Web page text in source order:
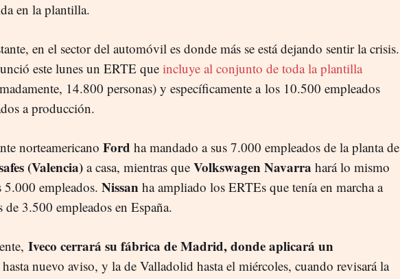
en la plantilla.
en el sector del automóvil es donde más se está dejando sentir la crisis.
este lunes un ERTE que incluye al conjunto de toda la plantilla
14.800 personas) y específicamente a los 10.500 empleados
a producción.
norteamericano Ford ha mandado a sus 7.000 empleados de la planta de
(Valencia)a casa, mientras que Volkswagen Navarra hará lo mismo
5.000 empleados. Nissan ha ampliado los ERTEs que tenía en marcha a
de 3.500 empleados en España.
Iveco cerrará su fábrica de Madrid, donde aplicará un
hasta nuevo aviso, y la de Valladolid hasta el miércoles, cuando revisará la